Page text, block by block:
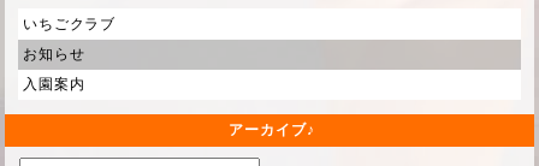
いちごクラブ
お知らせ
入園案内
アーカイブ